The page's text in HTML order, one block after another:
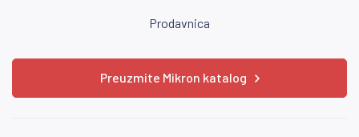
Prodavnica
Preuzmite Mikron katalog